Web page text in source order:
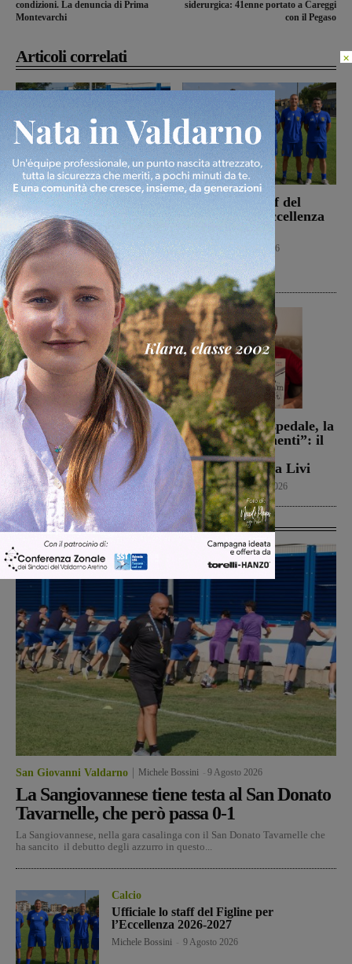
condizioni. La denuncia di Prima
Montevarchi
siderurgica: 41enne portato a Careggi
con il Pegaso
Articoli correlati
La Sangiovannese tiene
testa al San Donato
Tavarnelle, che però
passa 0-1
San Giovanni Valdarno
9 Agosto 2026
Ufficiale lo staff del
Figline per l’Eccellenza
2026-2027
Calcio 9 Agosto 2026
Campionato di serie D,
domani i calendari
Calcio 9 Agosto 2026
Dal treno all’ospedale, la
vita in “Frammenti”: il
primo libro del
valdarnese Luca Livi
Cultura 9 Agosto 2026
Ultime Calcio
San Giovanni Valdarno Michele Bossini 9 Agosto 2026
La Sangiovannese tiene testa al San Donato
Tavarnelle, che però passa 0-1
La Sangiovannese, nella gara casalinga con il San Donato Tavarnelle che
ha sancito il debutto degli azzurro in questo...
Calcio
Ufficiale lo staff del Figline per
l’Eccellenza 2026-2027
Michele Bossini 9 Agosto 2026
×